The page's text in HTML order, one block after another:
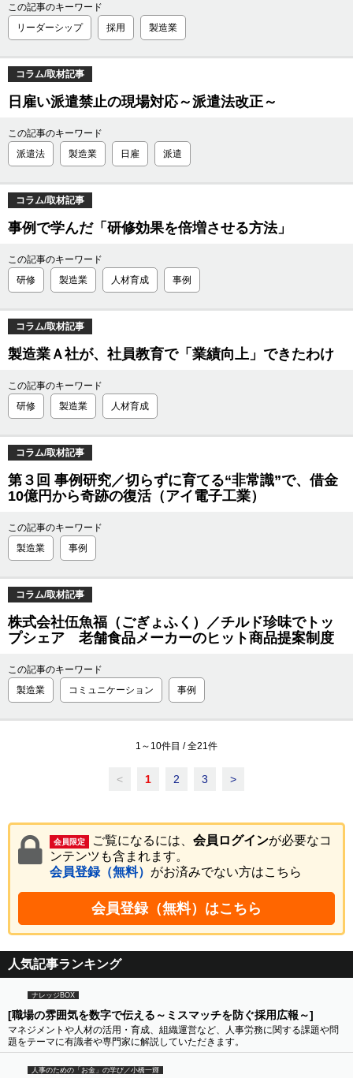
この記事のキーワード
リーダーシップ
採用 製造業
コラム/取材記事
日雇い派遣禁止の現場対応～派遣法改正～
この記事のキーワード
派遣法
製造業 日雇 派遣
コラム/取材記事
事例で学んだ「研修効果を倍増させる方法」
この記事のキーワード
研修
製造業 人材育成 事例
コラム/取材記事
製造業Ａ社が、社員教育で「業績向上」できたわけ
この記事のキーワード
研修
製造業 人材育成
コラム/取材記事
第３回 事例研究／切らずに育てる“非常識”で、借金
10億円から奇跡の復活（アイ電子工業）
この記事のキーワード
製造業
事例
コラム/取材記事
株式会社伍魚福（ごぎょふく）／チルド珍味でトッ
プシェア 老舗食品メーカーのヒット商品提案制度
この記事のキーワード
製造業
コミュニケーション 事例
1 ～ 10件目 / 全21件
< 1 2 3 >
会員限定 ご覧になるには、 会員ログインが必要なコ
ンテンツも含まれます。
会員登録（無料） がお済みでない方はこちら
会員登録（無料）はこちら
人気記事ランキング
ナレッジBOX
[職場の雰囲気を数字で伝える～ミスマッチを防ぐ採用広報～]
マネジメントや人材の活用・育成、組織運営など、人事労務に関する課題や問
題をテーマに有識者や専門家に解説していただきます。
人事のための「お金」の学び／小橋一輝